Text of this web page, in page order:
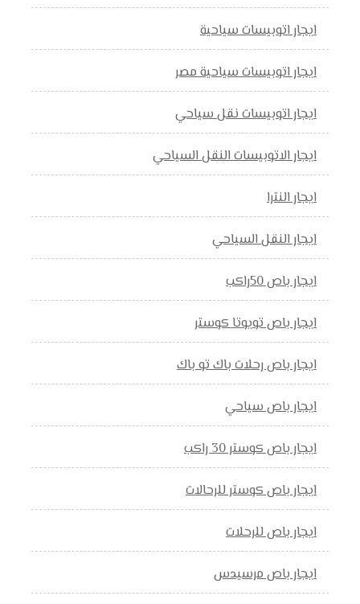
ايجار اتوبيسات سياحية
ايجار اتوبيسات سياحية مصر
ايجار اتوبيسات نقل سياحي
ايجار الاتوبيسات النقل السياحي
ايجار النترا
ايجار النقل السياحي
ايجار باص 50راكب
ايجار باص تويوتا كوستر
ايجار باص رحلات باك تو باك
ايجار باص سياحي
ايجار باص كوستر 30 راكب
ايجار باص كوستر للرحالات
ايجار باص للرحلات
ايجار باص مرسيدس